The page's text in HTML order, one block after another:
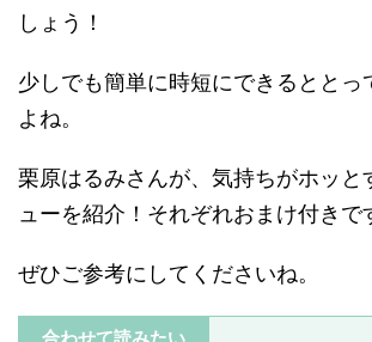
しょう！
少しでも簡単に時短にできるととっ
よね。
栗原はるみさんが、気持ちがホッと
ューを紹介！それぞれおまけ付きで
ぜひご参考にしてくださいね。
合わせて読みたい